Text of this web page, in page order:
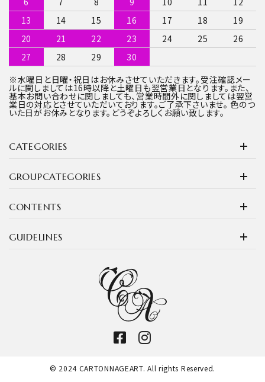
CATEGORIES
GROUPCATEGORIES
CONTENTS
13
14 15 16 17 18
19
20
21 22 23 24 25
26
27
28 29
30
※水曜日と日曜・祝日はお休みさせていただきます。受注確認メー
ルに関しましては16時以降と土曜日も翌営業日となります。また、
基本お問い合わせに関しましても、営業時間外に関しましては翌営
業日の対応とさせていただいております。ご了承下さいませ。 色のつ
いた日がお休みとなります。どうぞよろしくお願い致します。
GUIDELINES
© 2024 CARTONNAGEART. All rights Reserved.